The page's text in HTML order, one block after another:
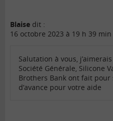
Blaise dit :
16 octobre 2023 à 19 h 39 min
Salutation à vous,
Société Générale, Silicone
Brothers Bank ont fait pour
d’avance pour votre aide